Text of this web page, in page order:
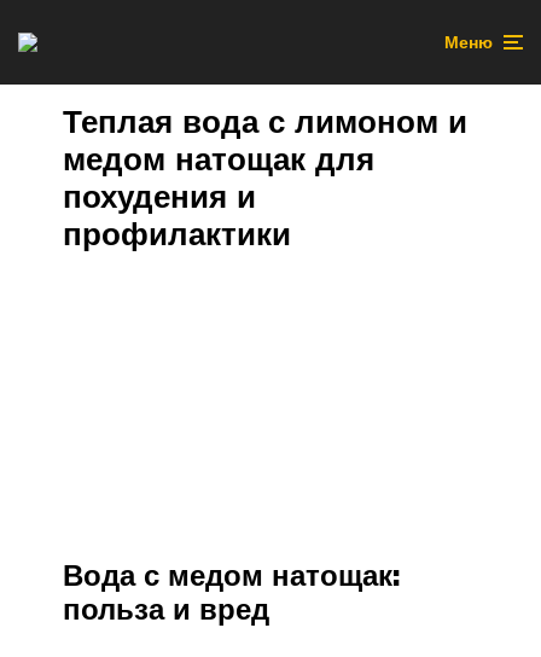
Меню
Теплая вода с лимоном и
медом натощак для
похудения и
профилактики
Вода с медом натощак:
польза и вред